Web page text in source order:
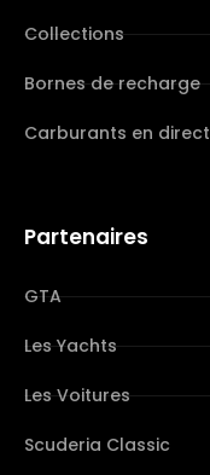
Collections
Bornes de recharge
Carburants en direct
Partenaires
GTA
Les Yachts
Les Voitures
Scuderia Classic